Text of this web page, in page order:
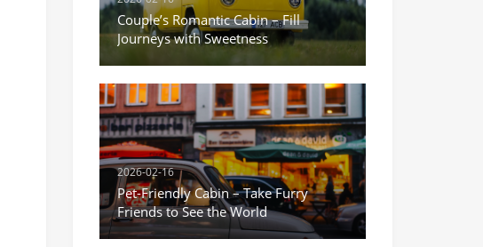
Couple’s Romantic Cabin – Fill
Journeys with Sweetness
2026-02-16
Pet-Friendly Cabin – Take Furry
Friends to See the World